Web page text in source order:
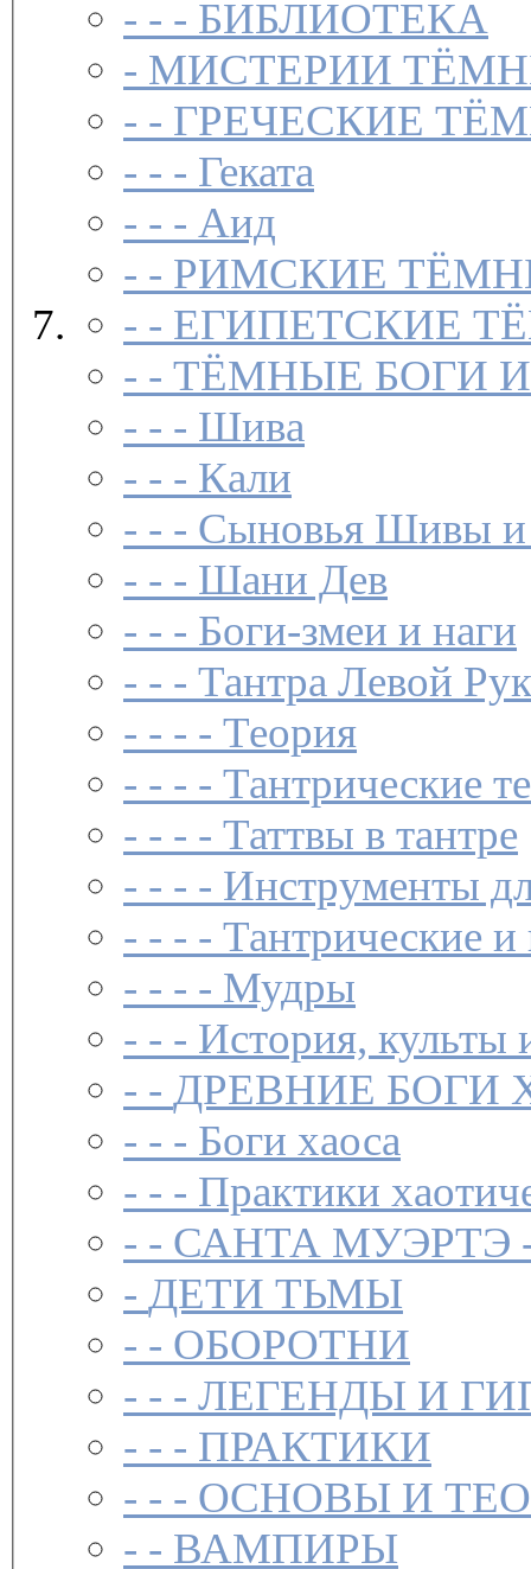
- - - БИБЛИОТЕКА
- МИСТЕРИИ
- - ГРЕЧЕСКИЕ
- - - Геката
- - - Аид
- - РИМСКИЕ
- - ЕГИПЕТСКИЕ
- - ТЁМНЫЕ БОГИ
- - - Шива
- - - Кали
- - - Сыновья Шивы
- - - Шани Дев
- - - Боги-змеи и наги
- - - Тантра Левой
- - - - Теория
- - - - Тантрические
- - - - Таттвы в тантре
- - - - Инструменты
- - - - Тантрические
- - - - Мудры
- - - История, культы
- - ДРЕВНИЕ БОГИ
- - - Боги хаоса
- - - Практики
- - САНТА МУЭРТЭ
-
ДЕТИ ТЬМЫ
- - ОБОРОТНИ
- - - ЛЕГЕНДЫ И
- - - ПРАКТИКИ
- - - ОСНОВЫ И
- - ВАМПИРЫ